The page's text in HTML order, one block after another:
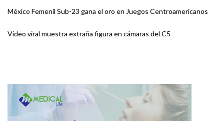
México Femenil Sub-23 gana el oro en Juegos Centroamericanos
Video viral muestra extraña figura en cámaras del C5